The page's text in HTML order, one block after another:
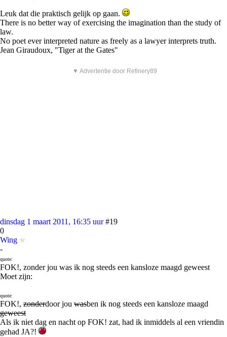
Leuk dat die praktisch gelijk op gaan.
There is no better way of exercising the imagination than the study of
law.
No poet ever interpreted nature as freely as a lawyer interprets truth.
Jean Giraudoux, "Tiger at the Gates"
▼ Advertentie door Refinery89
dinsdag 1 maart 2011, 16:35 uur #19
0
Wing
-
quote:
FOK!, zonder jou was ik nog steeds een kansloze maagd geweest
Moet zijn:
quote:
FOK!, zonderdoor jou wasben ik nog steeds een kansloze maagd
geweest
Als ik niet dag en nacht op FOK! zat, had ik inmiddels al een vriendin
gehad JA?!